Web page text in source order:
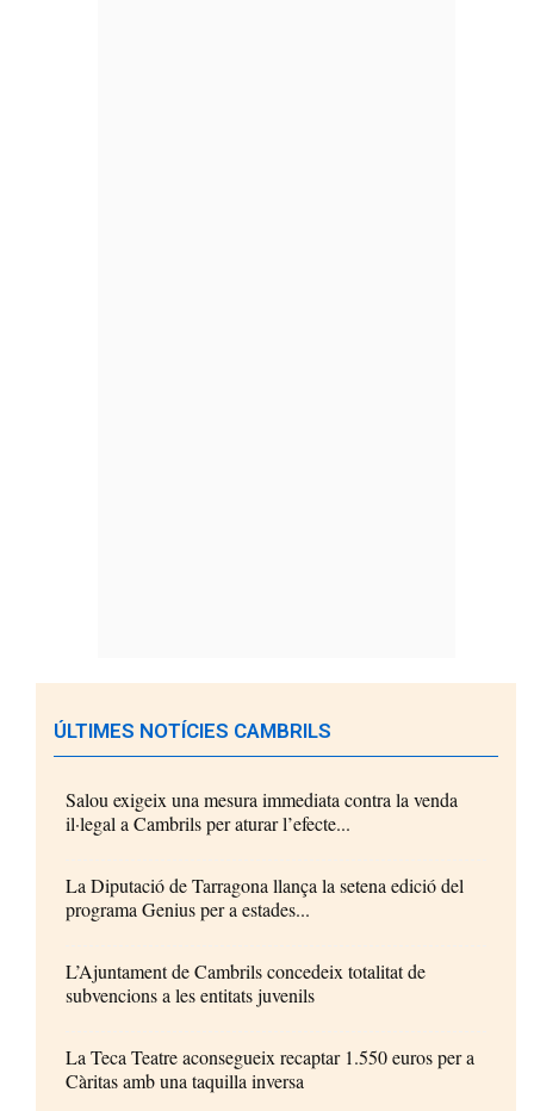
ÚLTIMES NOTÍCIES CAMBRILS
Salou exigeix una mesura immediata contra la venda
il·legal a Cambrils per aturar l’efecte...
La Diputació de Tarragona llança la setena edició del
programa Genius per a estades...
L’Ajuntament de Cambrils concedeix totalitat de
subvencions a les entitats juvenils
La Teca Teatre aconsegueix recaptar 1.550 euros per a
Càritas amb una taquilla inversa